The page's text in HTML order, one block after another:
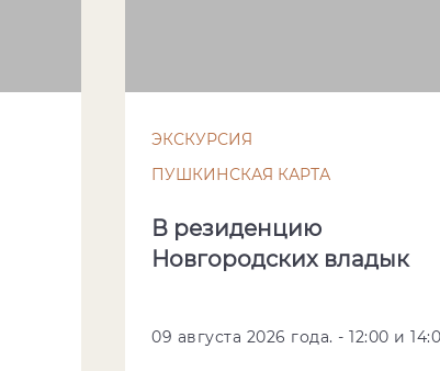
ЭКСКУРСИЯ
ПУШКИНСКАЯ КАРТА
В резиденцию
Новгородских владык
09 августа 2026 года. - 12:00 и